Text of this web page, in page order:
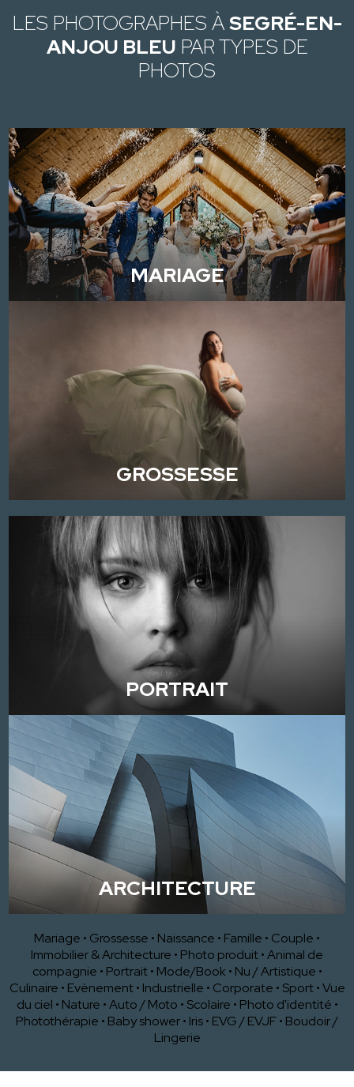
LES PHOTOGRAPHES ÀSEGRÉ-EN-
ANJOU BLEU PAR TYPES DE
PHOTOS
MARIAGE
GROSSESSE
PORTRAIT
ARCHITECTURE
Mariage • Grossesse • Naissance • Famille • Couple •
Immobilier & Architecture • Photo produit•Animal de
compagnie • Portrait • Mode/Book • Nu / Artistique •
Culinaire • Evènement • Industrielle • Corporate • Sport •Vue
du ciel • Nature •Auto / Moto • Scolaire • Photo d'identité •
Photothérapie • Baby shower• Iris• EVG / EVJF• Boudoir /
Lingerie